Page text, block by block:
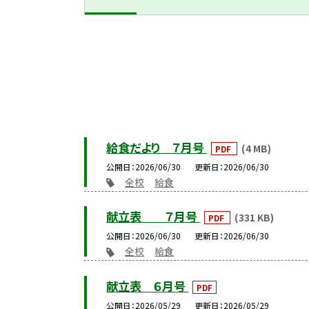
給食だより ７月号 PDF (4 MB)
公開日 2026/06/30 更新日 2026/06/30
全校 給食
献立表 ７月号 PDF (331 KB)
公開日 2026/06/30 更新日 2026/06/30
全校 給食
献立表 ６月号
PDF
公開日 2026/05/29 更新日 2026/05/29